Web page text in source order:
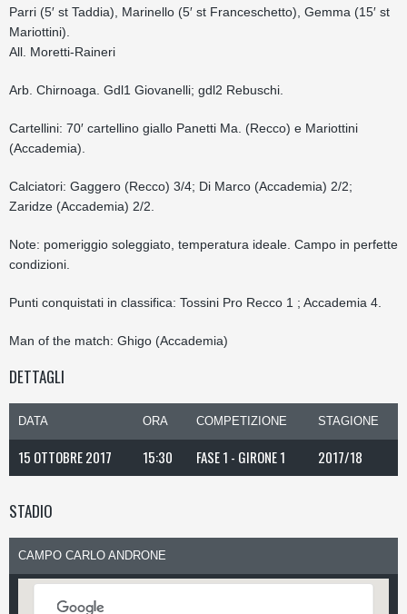
Parri (5′ st Taddia), Marinello (5′ st Franceschetto), Gemma (15′ st
Mariottini).
All. Moretti-Raineri
Arb. Chirnoaga. Gdl1 Giovanelli; gdl2 Rebuschi.
Cartellini: 70′ cartellino giallo Panetti Ma. (Recco) e Mariottini
(Accademia).
Calciatori: Gaggero (Recco) 3/4; Di Marco (Accademia) 2/2;
Zaridze (Accademia) 2/2.
Note: pomeriggio soleggiato, temperatura ideale. Campo in perfette
condizioni.
Punti conquistati in classifica: Tossini Pro Recco 1 ; Accademia 4.
Man of the match: Ghigo (Accademia)
DETTAGLI
DATA ORA COMPETIZIONE STAGIONE
15 OTTOBRE 2017 15:30 FASE 1 - GIRONE 1 2017/18
STADIO
CAMPO CARLO ANDRONE